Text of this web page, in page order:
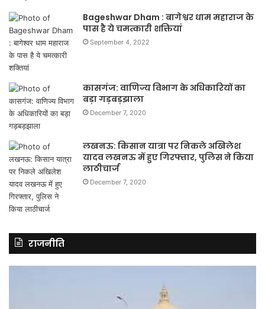
Bageshwar Dham : बागेश्वर धाम महाराज के
पास है ये चमत्कारी शक्तियां
September 4, 2022
कासगंज: वाणिज्य विभाग के अधिकारियों का
बड़ा गड़बड़झाला
December 7, 2020
लखनऊ: किसान यात्रा पर निकले अखिलेश
यादव लखनऊ में हुए गिरफ्तार, पुलिस ने किया
लाठीचार्ज
December 7, 2020
राजनीति